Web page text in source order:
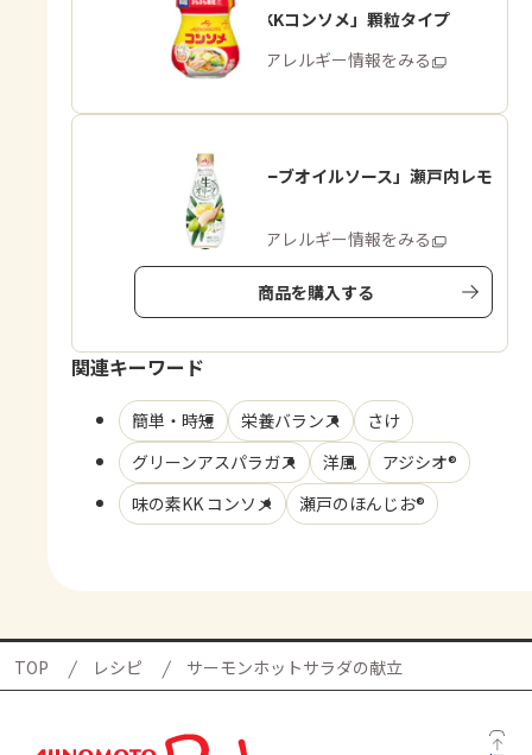
「味の素KKコンソメ」顆粒タイプ
商品・アレルギー情報をみる
「生オリーブオイルソース」瀬戸内レモ
ン
商品・アレルギー情報をみる
商品を購入する
関連キーワード
簡単・時短 栄養バランス
さけ
グリーンアスパラガス
洋風
アジシオ®
味の素KK コンソメ
瀬戸のほんじお®
TOP レシピ サーモンホットサラダの献立